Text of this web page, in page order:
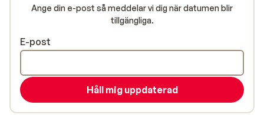
Ange din e-post så meddelar vi dig när datumen blir
tillgängliga.
E-post
Håll mig uppdaterad